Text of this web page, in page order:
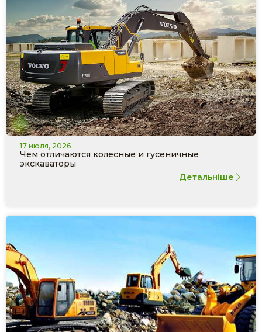
17 июля, 2026
Чем отличаются колесные и гусеничные
экскаваторы
Детальніше